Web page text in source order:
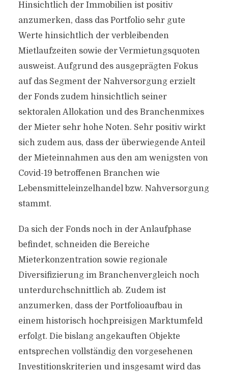
Hinsichtlich der Immobilien ist positiv
anzumerken, dass das Portfolio sehr gute
Werte hinsichtlich der verbleibenden
Mietlaufzeiten sowie der Vermietungsquoten
ausweist. Aufgrund des ausgeprägten Fokus
auf das Segment der Nahversorgung erzielt
der Fonds zudem hinsichtlich seiner
sektoralen Allokation und des Branchenmixes
der Mieter sehr hohe Noten. Sehr positiv wirkt
sich zudem aus, dass der überwiegende Anteil
der Mieteinnahmen aus den am wenigsten von
Covid-19 betroffenen Branchen wie
Lebensmitteleinzelhandel bzw. Nahversorgung
stammt.
Da sich der Fonds noch in der Anlaufphase
befindet, schneiden die Bereiche
Mieterkonzentration sowie regionale
Diversifizierung im Branchenvergleich noch
unterdurchschnittlich ab. Zudem ist
anzumerken, dass der Portfolioaufbau in
einem historisch hochpreisigen Marktumfeld
erfolgt. Die bislang angekauften Objekte
entsprechen vollständig den vorgesehenen
Investitionskriterien und insgesamt wird das